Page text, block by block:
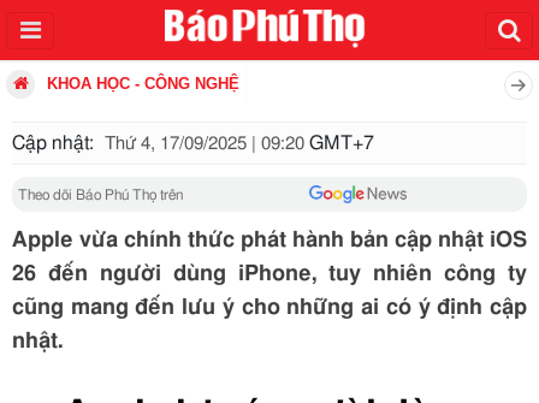
KHOA HỌC - CÔNG NGHỆ
Cập nhật: Thứ 4, 17/09/2025 | 09:20 GMT+7
Theo dõi Báo Phú Thọ trên
Apple vừa chính thức phát hành bản cập nhật iOS
26 đến người dùng iPhone, tuy nhiên công ty
cũng mang đến lưu ý cho những ai có ý định cập
nhật.